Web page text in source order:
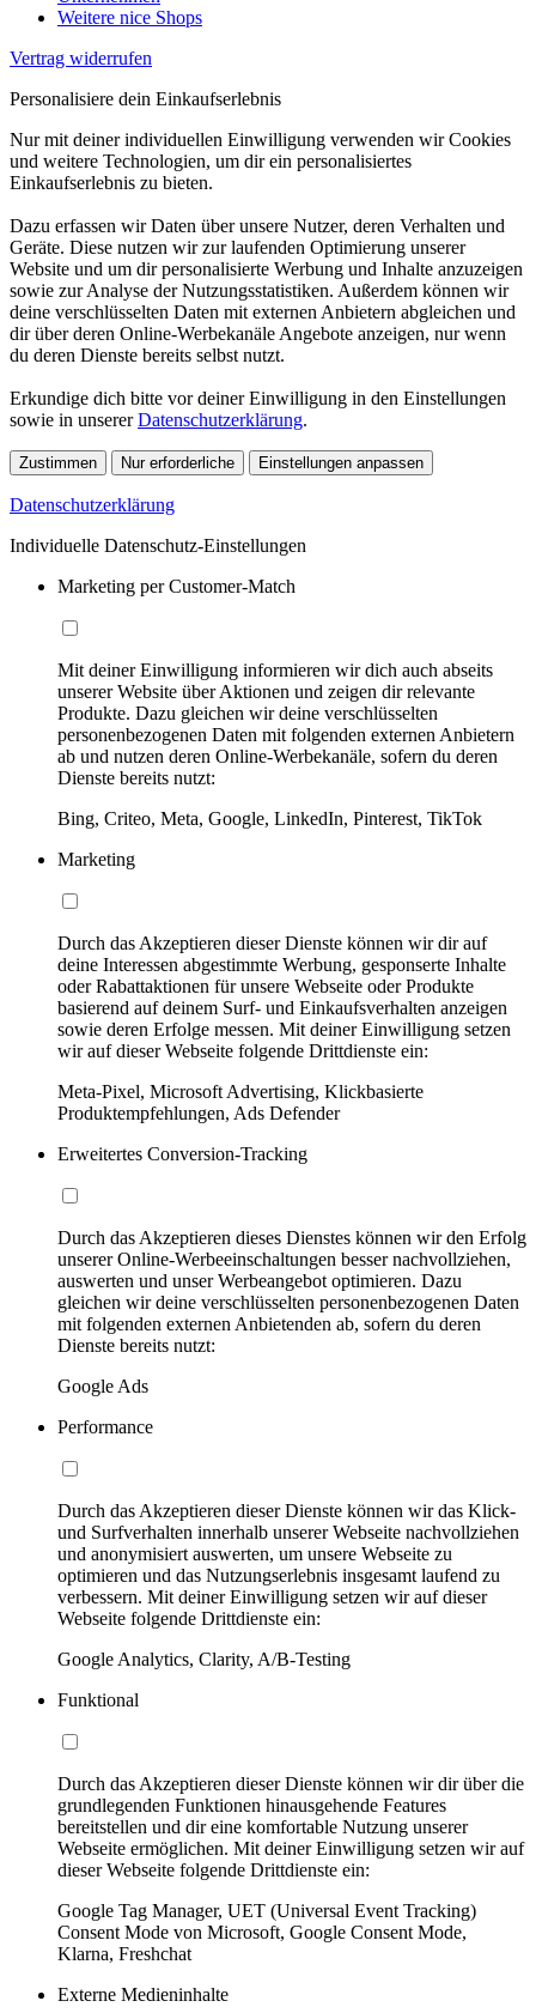
Weitere nice Shops
Vertrag widerrufen
Personalisiere dein Einkaufserlebnis
Nur mit deiner individuellen Einwilligung verwenden wir Cookies
und weitere Technologien, um dir ein personalisiertes
Einkaufserlebnis zu bieten.
Dazu erfassen wir Daten über unsere Nutzer, deren Verhalten und
Geräte. Diese nutzen wir zur laufenden Optimierung unserer
Website und um dir personalisierte Werbung und Inhalte anzuzeigen
sowie zur Analyse der Nutzungsstatistiken. Außerdem können wir
deine verschlüsselten Daten mit externen Anbietern abgleichen und
dir über deren Online-Werbekanäle Angebote anzeigen, nur wenn
du deren Dienste bereits selbst nutzt.
Erkundige dich bitte vor deiner Einwilligung in den Einstellungen
sowie in unsererDatenschutzerklärung.
Zustimmen Nur erforderliche Einstellungen anpassen
Datenschutzerklärung
Individuelle Datenschutz-Einstellungen
Marketing per Customer-Match
Mit deiner Einwilligung informieren wir dich auch abseits
unserer Website über Aktionen und zeigen dir relevante
Produkte. Dazu gleichen wir deine verschlüsselten
personenbezogenen Daten mit folgenden externen Anbietern
ab und nutzen deren Online-Werbekanäle, sofern du deren
Dienste bereits nutzt:
Bing, Criteo, Meta, Google, LinkedIn, Pinterest, TikTok
Marketing
Durch das Akzeptieren dieser Dienste können wir dir auf
deine Interessen abgestimmte Werbung, gesponserte Inhalte
oder Rabattaktionen für unsere Webseite oder Produkte
basierend auf deinem Surf- und Einkaufsverhalten anzeigen
sowie deren Erfolge messen. Mit deiner Einwilligung setzen
wir auf dieser Webseite folgende Drittdienste ein:
Meta-Pixel, Microsoft Advertising, Klickbasierte
Produktempfehlungen, Ads Defender
Erweitertes Conversion-Tracking
Durch das Akzeptieren dieses Dienstes können wir den Erfolg
unserer Online-Werbeeinschaltungen besser nachvollziehen,
auswerten und unser Werbeangebot optimieren. Dazu
gleichen wir deine verschlüsselten personenbezogenen Daten
mit folgenden externen Anbietenden ab, sofern du deren
Dienste bereits nutzt:
Google Ads
Performance
Durch das Akzeptieren dieser Dienste können wir das Klick-
und Surfverhalten innerhalb unserer Webseite nachvollziehen
und anonymisiert auswerten, um unsere Webseite zu
optimieren und das Nutzungserlebnis insgesamt laufend zu
verbessern. Mit deiner Einwilligung setzen wir auf dieser
Webseite folgende Drittdienste ein:
Google Analytics, Clarity, A/B-Testing
Funktional
Durch das Akzeptieren dieser Dienste können wir dir über die
grundlegenden Funktionen hinausgehende Features
bereitstellen und dir eine komfortable Nutzung unserer
Webseite ermöglichen. Mit deiner Einwilligung setzen wir auf
dieser Webseite folgende Drittdienste ein:
Google Tag Manager, UET (Universal Event Tracking)
Consent Mode von Microsoft, Google Consent Mode,
Klarna, Freshchat
Externe Medieninhalte